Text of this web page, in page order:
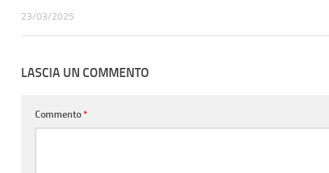
23/03/2025
LASCIA UN COMMENTO
Commento*